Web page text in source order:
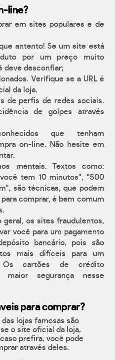
line?
em sites populares e de
antento! Se um site está
por um preço muito
deve desconfiar;
Verifique se a URL é
da loja.
de perfis de redes sociais.
de golpes através
que tenham
on-line. Não hesite em
mentais. Textos como:
tem 10 minutos", "500
são técnicas, que podem
comprar, é bem comum
geral, os sites fraudulentos,
você para um pagamento
bancário, pois são
mais difíceis para um
Os cartões de crédito
maior segurança nesse
para comprar?
lojas famosas são
o site oficial da loja,
prefira, você pode
através deles.